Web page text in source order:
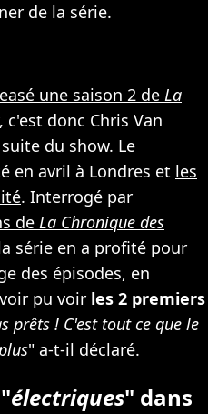
de la série.
une saison 2 de La
, c'est donc Chris Van
du show. Le
en avril à Londres et les
. Interrogé par
de La Chronique des
série en a profité pour
des épisodes, en
pu voir les 2 premiers
prêts ! C'est tout ce que le
" a-t-il déclaré.
électriques" dans